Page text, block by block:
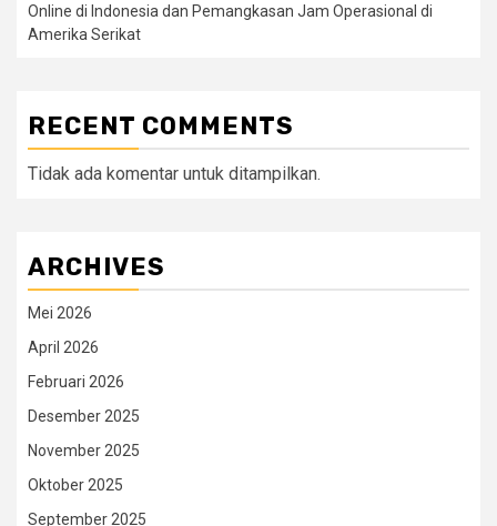
Online di Indonesia dan Pemangkasan Jam Operasional di
Amerika Serikat
RECENT COMMENTS
Tidak ada komentar untuk ditampilkan.
ARCHIVES
Mei 2026
April 2026
Februari 2026
Desember 2025
November 2025
Oktober 2025
September 2025